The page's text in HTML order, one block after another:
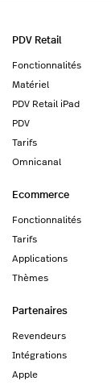
PDV Retail
Fonctionnalités
Matériel
PDV Retail iPad
PDV
Tarifs
Omnicanal
Ecommerce
Fonctionnalités
Tarifs
Applications
Thèmes
Partenaires
Revendeurs
Intégrations
Apple